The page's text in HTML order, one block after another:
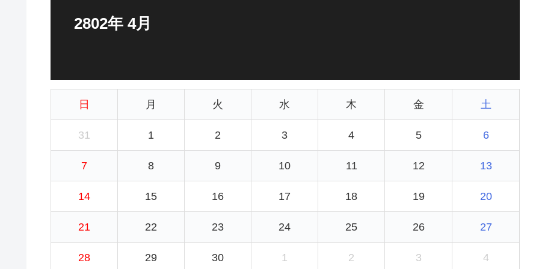
2802年 4月
日 月 火 水 木 金 土
31 1 2 3 4 5 6
7 8 9 10 11 12 13
14 15 16 17 18 19 20
21 22 23 24 25 26 27
28 29 30 1 2 3 4